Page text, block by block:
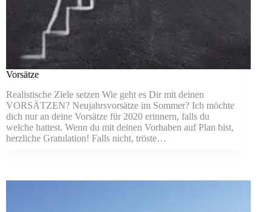
Vorsätze
Realistische Ziele setzen Wie geht es Dir mit deinen
VORSÄTZEN? Neujahrsvorsätze im Sommer? Ich möchte
dich nur an deine Vorsätze für 2020 erinnern, falls du
welche hattest. Wenn du mit deinen Vorhaben auf Plan bist,
herzliche Gratulation! Falls nicht, tröste…